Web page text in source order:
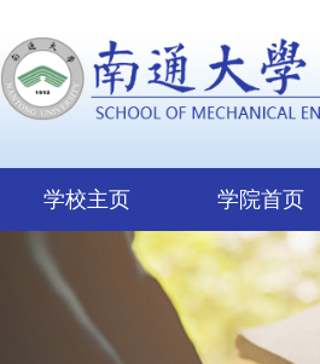
学校主页 学院首页